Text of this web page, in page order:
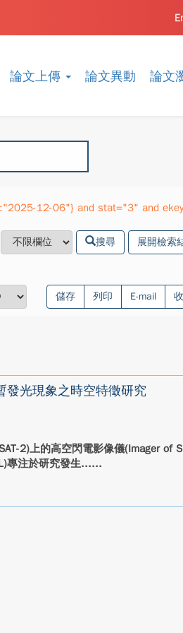
論文上傳 論文異動 論文
12-06"} and stat="3" and
搜尋 展開檢索
儲存 列印 E-mail
發光現象之時空特徵研究
2)上的高空閃電影像儀(Imager of
專注於研究發生...